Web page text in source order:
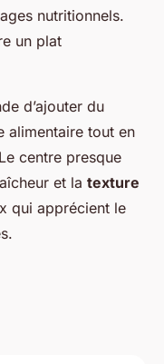
nutritionnels.
un plat
d’ajouter du
alimentaire tout en
centre presque
et la texture
qui apprécient le